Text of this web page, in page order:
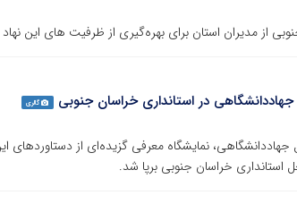
از مدیران استان برای بهره‌گیری از ظرفیت های این
در استانداری خراسان جنوبی گالری
تشکیل جهاددانشگاهی، نمایشگاه معرفی گزیده‌ای از
خراسان جنوبی برپا شد.